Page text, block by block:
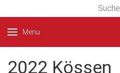
Suche
Menu
2022 Kössen